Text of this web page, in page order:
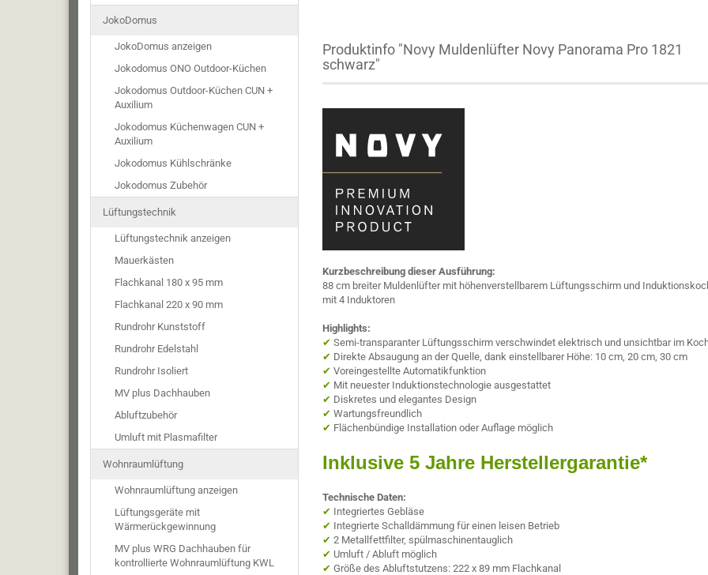
Produktinfo "Novy Muldenlüfter Novy Panorama Pro 1821
schwarz"
Kurzbeschreibung dieser Ausführung:
88 cm breiter Muldenlüfter mit höhenverstellbarem Lüftungsschirm und
mit 4 Induktoren
Highlights:
✔ Semi-transparanter Lüftungsschirm verschwindet elektrisch und unsichtbar im
✔ Direkte Absaugung an der Quelle, dank einstellbarer Höhe: 10 cm, 20 cm, 30 cm
✔ Voreingestellte Automatikfunktion
✔ Mit neuester Induktionstechnologie ausgestattet
✔ Diskretes und elegantes Design
✔ Wartungsfreundlich
✔ Flächenbündige Installation oder Auflage möglich
Inklusive 5 Jahre Herstellergarantie*
Technische Daten:
✔ Integriertes Gebläse
✔ Integrierte Schalldämmung für einen leisen Betrieb
✔ 2 Metallfettfilter, spülmaschinentauglich
✔ Umluft / Abluft möglich
✔ Größe des Abluftstutzens: 222 x 89 mm Flachkanal
JokoDomus
JokoDomus anzeigen
Jokodomus ONO Outdoor-Küchen
Jokodomus Outdoor-Küchen CUN +
Auxilium
Jokodomus Küchenwagen CUN +
Auxilium
Jokodomus Kühlschränke
Jokodomus Zubehör
Lüftungstechnik
Lüftungstechnik anzeigen
Mauerkästen
Flachkanal 180 x 95 mm
Flachkanal 220 x 90 mm
Rundrohr Kunststoff
Rundrohr Edelstahl
Rundrohr Isoliert
MV plus Dachhauben
Abluftzubehör
Umluft mit Plasmafilter
Wohnraumlüftung
Wohnraumlüftung anzeigen
Lüftungsgeräte mit
Wärmerückgewinnung
MV plus WRG Dachhauben für
kontrollierte Wohnraumlüftung KWL